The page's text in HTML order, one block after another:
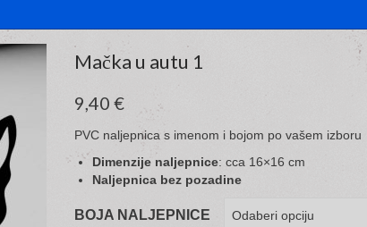
Mačka u autu 1
9,40€
PVC naljepnica s imenom i bojom po vašem izboru
Dimenzije naljepnice: cca 16×16 cm
Naljepnica bez pozadine
BOJA NALJEPNICE Odaberi opciju